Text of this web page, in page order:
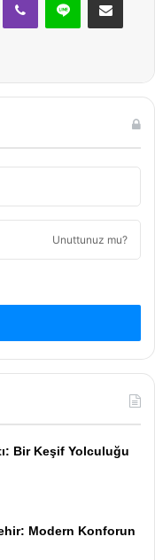
Unuttunuz mu?
Bir Keşif Yolculuğu
Modern Konforun